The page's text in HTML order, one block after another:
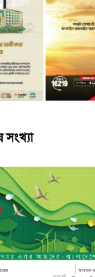
সংখ্যা